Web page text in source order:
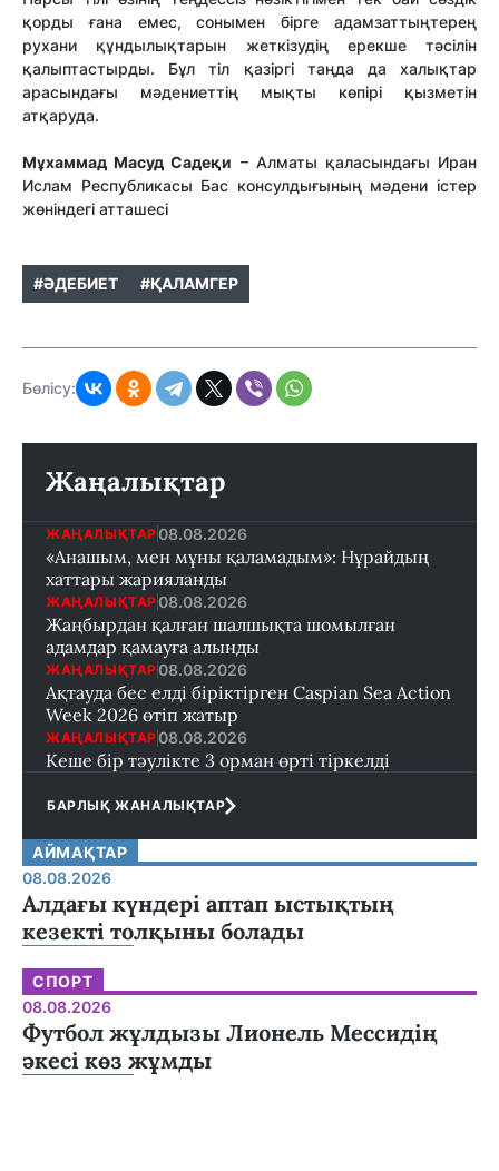
қорды
ғана емес,сонымен бірге адамзаттыңтерең
рухани
құндылықтарын жеткізудің ерекше тәсілін
қалыптастырды. Бұл тіл қазіргі таңда дахалықтар
арасындағы
мәдениеттің мықты көпірі қызметін
атқаруда.
Мұхаммад Масуд Садеқи – Алматы қаласындағы Иран
Ислам Республикасы Бас консулдығының мәдени істер
жөніндегі атташесі
#ӘДЕБИЕТ #ҚАЛАМГЕР
Бөлісу:
Жаңалықтар
ЖАҢАЛЫҚТАР 08.08.2026
«Анашым, мен мұны қаламадым»: Нұрайдың
хаттары жарияланды
ЖАҢАЛЫҚТАР 08.08.2026
Жаңбырдан қалған шалшықта шомылған
адамдар қамауға алынды
ЖАҢАЛЫҚТАР 08.08.2026
Ақтауда бес елді біріктірген Caspian Sea Action
Week 2026 өтіп жатыр
ЖАҢАЛЫҚТАР 08.08.2026
Кеше бір тәулікте 3 орман өрті тіркелді
БАРЛЫҚ ЖАНАЛЫҚТАР
АЙМАҚТАР
08.08.2026
Алдағы күндері аптап ыстықтың
кезекті толқыны болады
СПОРТ
08.08.2026
Футбол жұлдызы Лионель Мессидің
әкесі көз жұмды